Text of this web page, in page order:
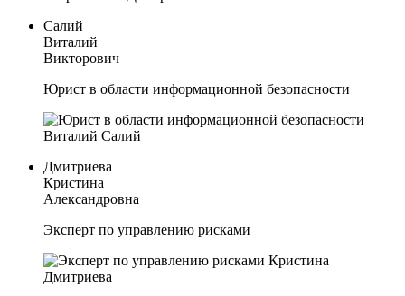
Салий
Виталий
Викторович
Юрист в области информационной безопасности
Дмитриева
Кристина
Александровна
Эксперт по управлению рисками